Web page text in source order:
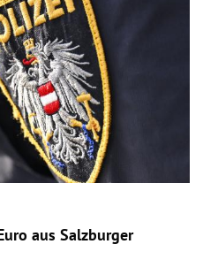
aus Salzburger